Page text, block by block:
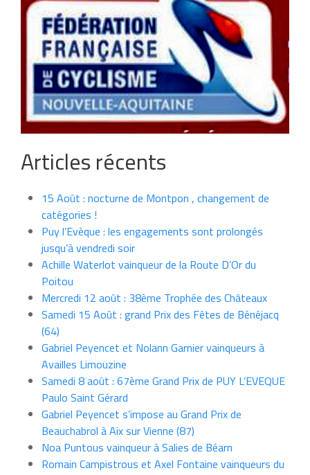
Articles récents
15 Août : nocturne de Montpon , changement de
catégories !
Puy l’Evèque : les engagements sont prolongés
jusqu’à vendredi soir
Achille Waterlot vainqueur de la Route D’Or du
Poitou
Mercredi 12 août : 38ème Trophée des Châteaux
Samedi 15 Août : grand Prix des Fêtes de Bénéjacq
(64)
Gabriel Peyencet et Nolann Garnier vainqueurs à
Availles Limouzine
Samedi 8 août : 67ème Grand Prix de PUY L’EVEQUE
Paulo Saint Gérard
Gabriel Peyencet s’impose au Grand Prix de
Beauchabrol à Aix sur Vienne (87)
Noa Puntous vainqueur à Salies de Béarn
Romain Campistrous et Axel Fontaine vainqueurs du